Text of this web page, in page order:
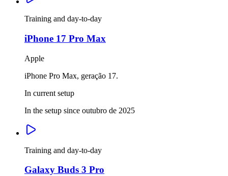
Training and day-to-day
iPhone 17 Pro Max
Apple
iPhone Pro Max, geração 17.
In current setup
In the setup since outubro de 2025
Training and day-to-day
Galaxy Buds 3 Pro